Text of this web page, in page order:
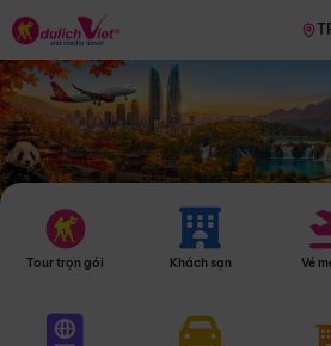
Tour trọn gói Khách sạn Vé